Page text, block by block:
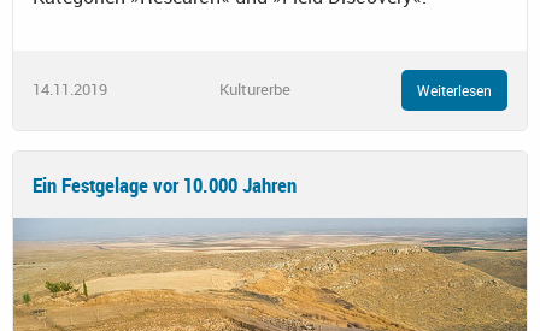
14.11.2019 Kulturerbe Weiterlesen
Ein Festgelage vor 10.000 Jahren